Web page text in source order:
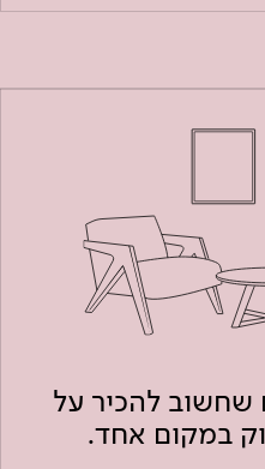
שחשוב להכיר על
במקום אחד.